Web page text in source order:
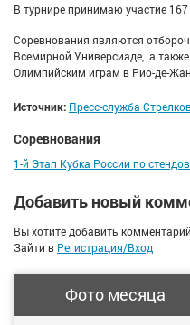
В турнире принимаю участие
Соревнования являются
Всемирной Универсиаде, а
Олимпийским играм в Рио-де-
Источник: Пресс-служба
Соревнования
1-й Этап Кубка России по
Добавить новый
Вы хотите добавить
Зайти в Регистрация/Вход
Фото месяца